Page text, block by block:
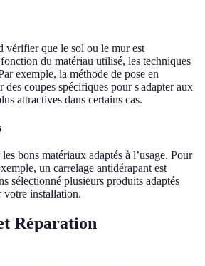
vérifier que le sol ou le mur est
du matériau utilisé, les techniques
exemple, la méthode de pose en
des coupes spécifiques pour s'adapter aux
attractives dans certains cas.
bons matériaux adaptés à l’usage. Pour
un carrelage antidérapant est
sélectionné plusieurs produits adaptés
votre installation.
Réparation